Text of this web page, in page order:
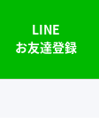
LINE
お友達登録